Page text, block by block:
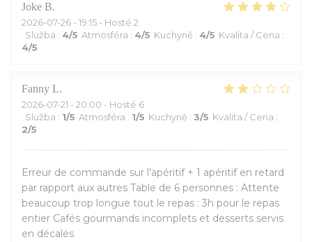
Joke B
2026-07-26 - 19:15 - Hosté 2
Služba : 4/5 Atmosféra : 4/5 Kuchyně : 4/5 Kvalita / Cena :
4/5
Fanny L
2026-07-21 - 20:00 - Hosté 6
Služba : 1/5 Atmosféra : 1/5 Kuchyně : 3/5 Kvalita / Cena :
2/5
Erreur de commande sur l'apéritif + 1 apéritif en retard
par rapport aux autres Table de 6 personnes : Attente
beaucoup trop longue tout le repas : 3h pour le repas
entier Cafés gourmands incomplets et desserts servis
en décalés